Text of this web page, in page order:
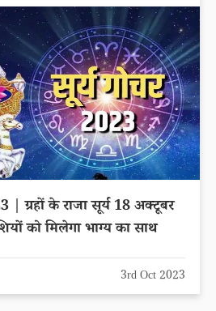
ग्रहों के राजा सूर्य 18 अक्टूबर
को मिलेगा भाग्य का साथ
3rd Oct 2023